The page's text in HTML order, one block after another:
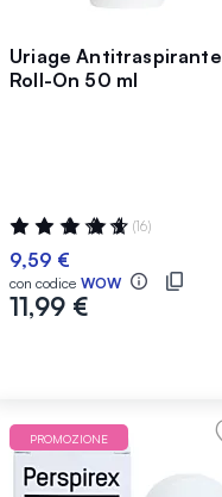
Uriage Antitraspirante
Roll-On 50 ml
Valutazione:
95%
(16)
9,59 €
con codice WOW
11,99 €
PROMOZIONE